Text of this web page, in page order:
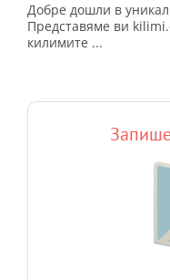
Добре дошли в
Представяме ви
килимите ...